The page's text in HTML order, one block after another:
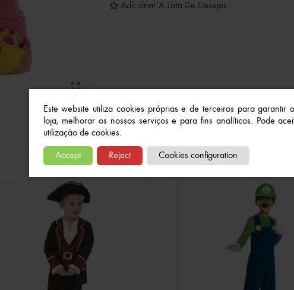
Este website utiliza cookies próprias e de terceiros para garantir
loja, melhorar os nossos serviços e para fins analíticos. Pode
utilização de cookies.
Accept Reject Cookies configuration
Adicionar A Lista De Desejos
Produtos relacionados